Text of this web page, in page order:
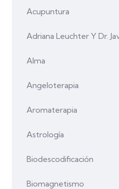
Acupuntura
Adriana Leuchter Y Dr.
Alma
Angeloterapia
Aromaterapia
Astrología
Biodescodificación
Biomagnetismo